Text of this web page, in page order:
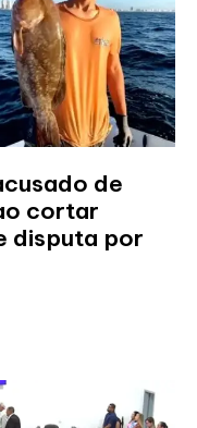
de
cortar
disputa por